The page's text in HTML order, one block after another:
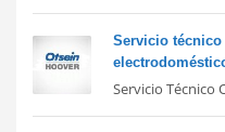
Servicio técnico
Servicio Técnico